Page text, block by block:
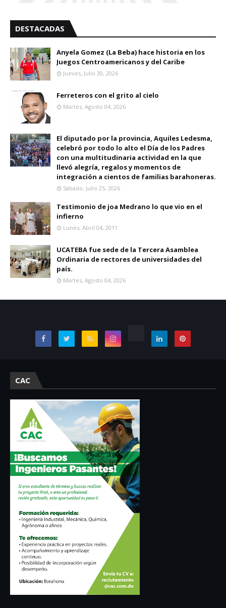
DESTACADAS
Anyela Gomez (La Beba) hace historia en los
Juegos Centroamericanos y del Caribe
Jueves, Julio 30, 2026
Ferreteros con el grito al cielo
Martes, Agosto 04, 2026
El diputado por la provincia, Aquiles Ledesma,
celebró por todo lo alto el Día de los Padres
con una multitudinaria actividad en la que
llevó alegría, regalos y momentos de
integración a cientos de familias barahoneras.
Sábado, Julio 25, 2026
Testimonio de joa Medrano lo que vio en el
infierno
Lunes, Abril 04, 2011
UCATEBA fue sede de la Tercera Asamblea
Ordinaria de rectores de universidades del
país.
Martes, Agosto 04, 2026
CAC